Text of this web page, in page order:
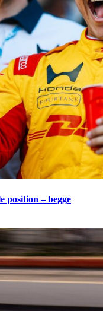
position – begge